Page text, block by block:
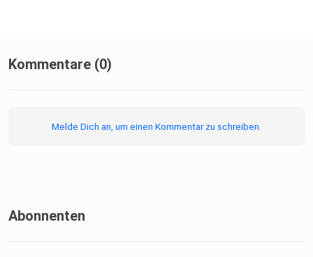
Kommentare (0)
Melde Dich an, um einen Kommentar zu schreiben.
Abonnenten